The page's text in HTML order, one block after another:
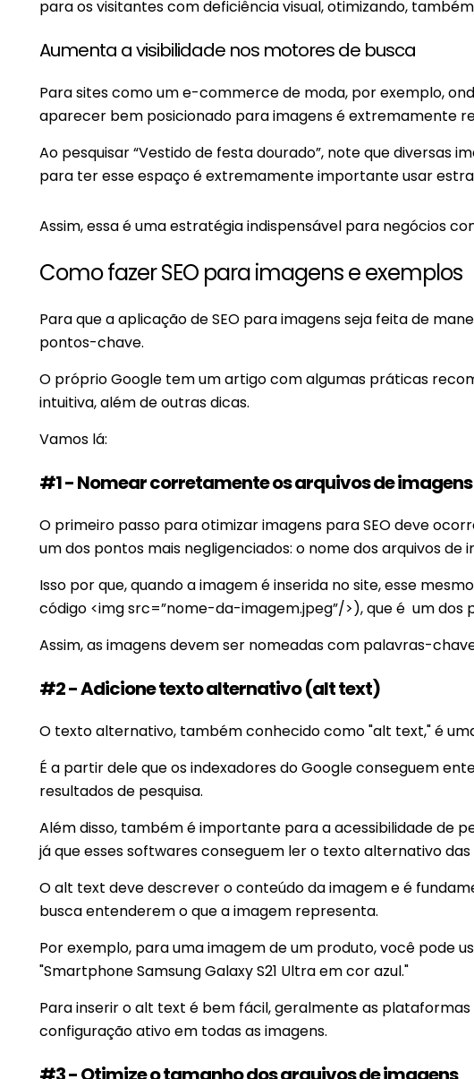
para os visitantes com deficiência visual, otimizando,
Aumenta a visibilidade nos motores de busca
Para sites como um e-commerce de moda, por exemplo,
aparecer bem posicionado para imagens é extremamente
Ao pesquisar “Vestido de festa dourado”, note que diversas
para ter esse espaço é extremamente importante usar
Assim, essa é uma estratégia indispensável para negócios
Como fazer SEO para imagens e exemplos
Para que a aplicação de SEO para imagens seja feita de
pontos-chave.
O próprio Google tem um artigo com algumas práticas
intuitiva, além de outras dicas.
Vamos lá:
#1 - Nomear corretamente os arquivos de imagens
O primeiro passo para otimizar imagens para SEO deve
um dos pontos mais negligenciados: o nome dos arquivos de
Isso por que, quando a imagem é inserida no site, esse
código <img src=”nome-da-imagem.jpeg”/>), que é um dos
Assim, as imagens devem ser nomeadas com palavras-
#2 - Adicione texto alternativo (alt text)
O texto alternativo, também conhecido como "alt text," é
É a partir dele que os indexadores do Google conseguem
resultados de pesquisa.
Além disso, também é importante para a acessibilidade de
já que esses softwares conseguem ler o texto alternativo das
O alt text deve descrever o conteúdo da imagem e é
busca entenderem o que a imagem representa.
Por exemplo, para uma imagem de um produto, você pode
"Smartphone Samsung Galaxy S21 Ultra em cor azul."
Para inserir o alt text é bem fácil, geralmente as
configuração ativo em todas as imagens.